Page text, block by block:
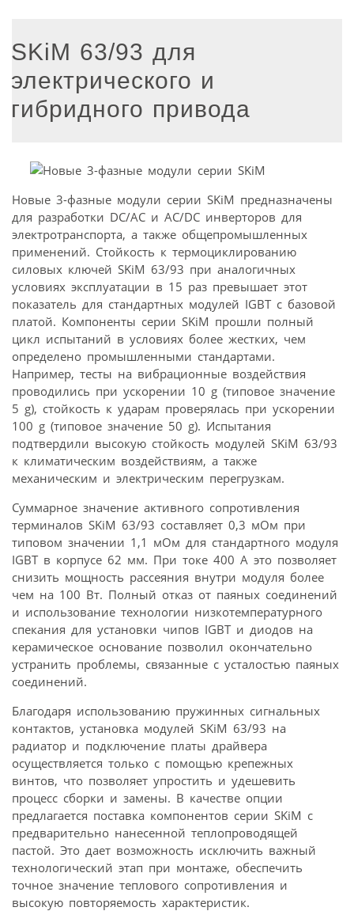
SKiM 63/93 для
электрического и
гибридного привода
Новые 3-фазные модули серии SKiM предназначены
для разработки DC/AC и AC/DC инверторов для
электротранспорта, а также общепромышленных
применений. Стойкость к термоциклированию
силовых ключей SKiM 63/93 при аналогичных
условиях эксплуатации в 15 раз превышает этот
показатель для стандартных модулей IGBT с базовой
платой. Компоненты серии SKiM прошли полный
цикл испытаний в условиях более жестких, чем
определено промышленными стандартами.
Например, тесты на вибрационные воздействия
проводились при ускорении 10 g (типовое значение
5 g), стойкость к ударам проверялась при ускорении
100 g (типовое значение 50 g). Испытания
подтвердили высокую стойкость модулей SKiM 63/93
к климатическим воздействиям, а также
механическим и электрическим перегрузкам.
Суммарное значение активного сопротивления
терминалов SKiM 63/93 составляет 0,3 мОм при
типовом значении 1,1 мОм для стандартного модуля
IGBT в корпусе 62 мм. При токе 400 А это позволяет
снизить мощность рассеяния внутри модуля более
чем на 100 Вт. Полный отказ от паяных соединений
и использование технологии низкотемпературного
спекания для установки чипов IGBT и диодов на
керамическое основание позволил окончательно
устранить проблемы, связанные с усталостью паяных
соединений.
Благодаря использованию пружинных сигнальных
контактов, установка модулей SKiM 63/93 на
радиатор и подключение платы драйвера
осуществляется только с помощью крепежных
винтов, что позволяет упростить и удешевить
процесс сборки и замены. В качестве опции
предлагается поставка компонентов серии SKiM с
предварительно нанесенной теплопроводящей
пастой. Это дает возможность исключить важный
технологический этап при монтаже, обеспечить
точное значение теплового сопротивления и
высокую повторяемость характеристик.